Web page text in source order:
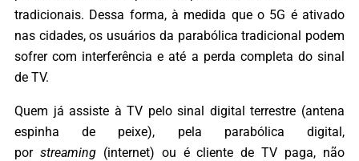
tradicionais. Dessa forma, à medida que o 5G é ativado
nas cidades, os usuários da parabólica tradicional podem
sofrer com interferência e até a perda completa do sinal
de TV.
Quem já assiste à TV pelo sinal digital terrestre (antena
espinha de peixe), pela parabólica digital,
por streaming(internet) ou é cliente de TV paga, não